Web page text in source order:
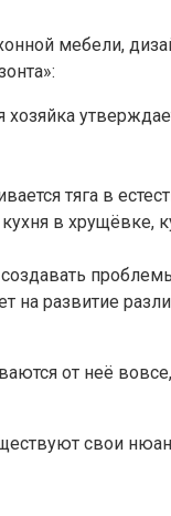
мебели,
тяга в
в хрущёвке,
на развитие
от неё
свои